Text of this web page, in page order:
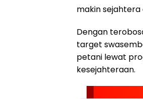
makin sejahtera
Dengan
target
petani lewat
kesejahteraan.